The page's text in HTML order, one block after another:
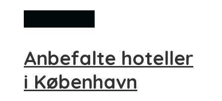
Anbefalte hoteller
i København